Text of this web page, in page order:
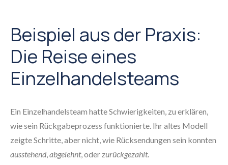
Beispiel aus der Praxis:
Die Reise eines
Einzelhandelsteams
Ein Einzelhandelsteam hatte Schwierigkeiten, zu erklären,
wie sein Rückgabeprozess funktionierte. Ihr altes Modell
zeigte Schritte, aber nicht, wie Rücksendungen sein konnten
ausstehend,abgelehnt, oderzurückgezahlt.